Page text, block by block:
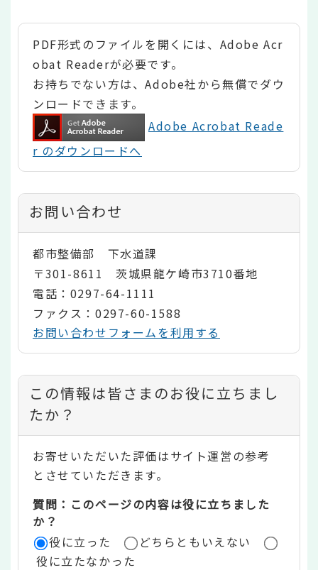
PDF形式のファイルを開くには、Adobe Acr
obat Readerが必要です。
お持ちでない方は、Adobe社から無償でダウ
ンロードできます。
Adobe Acrobat Reade
r のダウンロードへ
お問い合わせ
都市整備部 下水道課
〒301-8611 茨城県龍ケ崎市3710番地
電話：0297-64-1111
ファクス：0297-60-1588
お問い合わせフォームを利用する
コ
ン
テ
ン
ツ
評
価
この情報は皆さまのお役に立ちまし
たか？
お寄せいただいた評価はサイト運営の参考
とさせていただきます。
質問：このページの内容は役に立ちました
か？
役に立った
どちらともいえない
役に立たなかった